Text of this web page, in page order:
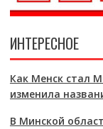
ИНТЕРЕСНОЕ
Как Менск стал
изменила
В Минской